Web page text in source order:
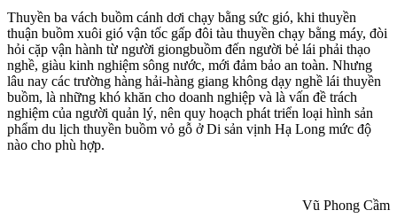
Thuyền ba vách buồm cánh dơi chạy bằng sức gió, khi thuyền
thuận buồm xuôi gió vận tốc gấp đôi tàu thuyền chạy bằng máy, đòi
hỏi cặp vận hành từ người giongbuồm đến người bẻ lái phải thạo
nghề, giàu kinh nghiệm sông nước, mới đảm bảo an toàn. Nhưng
lâu nay các trường hàng hải-hàng giang không dạy nghề lái thuyền
buồm, là những khó khăn cho doanh nghiệp và là vấn đề trách
nghiệm của người quản lý, nên quy hoạch phát triển loại hình sản
phẩm du lịch thuyền buồm vỏ gỗ ở Di sản vịnh Hạ Long mức độ
nào cho phù hợp.
Vũ Phong Cầm